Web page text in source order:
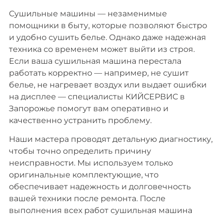
Сушильные машины — незаменимые
помощники в быту, которые позволяют быстро
и удобно сушить белье. Однако даже надежная
техника со временем может выйти из строя.
Если ваша сушильная машина перестала
работать корректно — например, не сушит
белье, не нагревает воздух или выдает ошибки
на дисплее — специалисты КИЙСЕРВИС в
Запорожье помогут вам оперативно и
качественно устранить проблему.
Наши мастера проводят детальную диагностику,
чтобы точно определить причину
неисправности. Мы используем только
оригинальные комплектующие, что
обеспечивает надежность и долговечность
вашей техники после ремонта. После
выполнения всех работ сушильная машина